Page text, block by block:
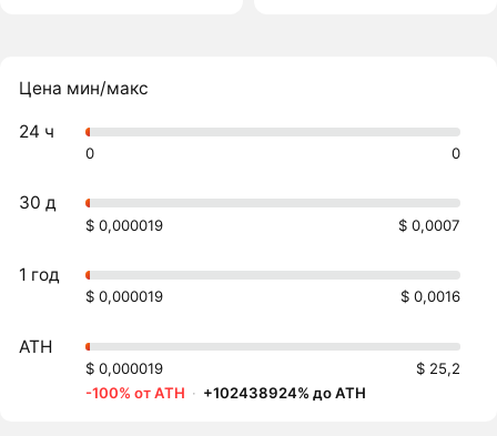
Цена мин/макс
24 ч
0 0
30 д
$ 0,000019 $ 0,0007
1 год
$ 0,000019 $ 0,0016
ATH
$ 0,000019
$ 25,2
-100% от ATH · +102438924% до ATH